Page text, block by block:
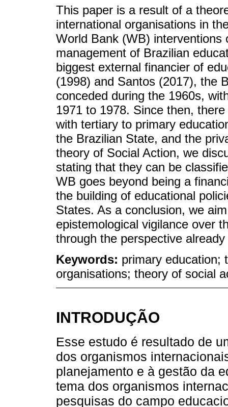
This paper is a result of a
international organisations in
World Bank (WB) interventions
management of Brazilian
biggest external financier of
(1998) and Santos (2017), the
conceded during the 1960s,
1971 to 1978. Since then,
with tertiary to primary
the Brazilian State, and the
theory of Social Action, we
stating that they can be
WB goes beyond being a
the building of educational
States. As a conclusion, we
epistemological vigilance over
through the perspective
Keywords: primary education;
organisations; theory of social
INTRODUÇÃO
Esse estudo é resultado de
dos organismos
planejamento e à gestão da
tema dos organismos
pesquisas do campo